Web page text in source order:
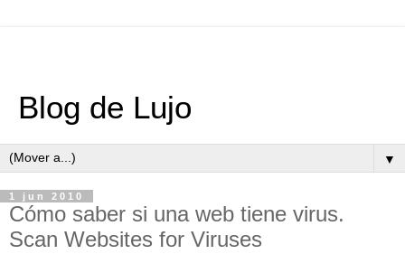
Blog de Lujo
▼
1 jun 2010
Cómo saber si una web tiene virus.
Scan Websites for Viruses